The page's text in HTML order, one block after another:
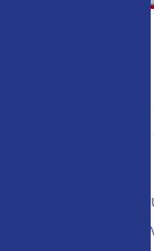
Emailing
Newsletters
panier pour